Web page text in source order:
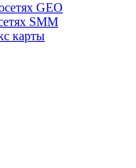
GEO
SMM
карты